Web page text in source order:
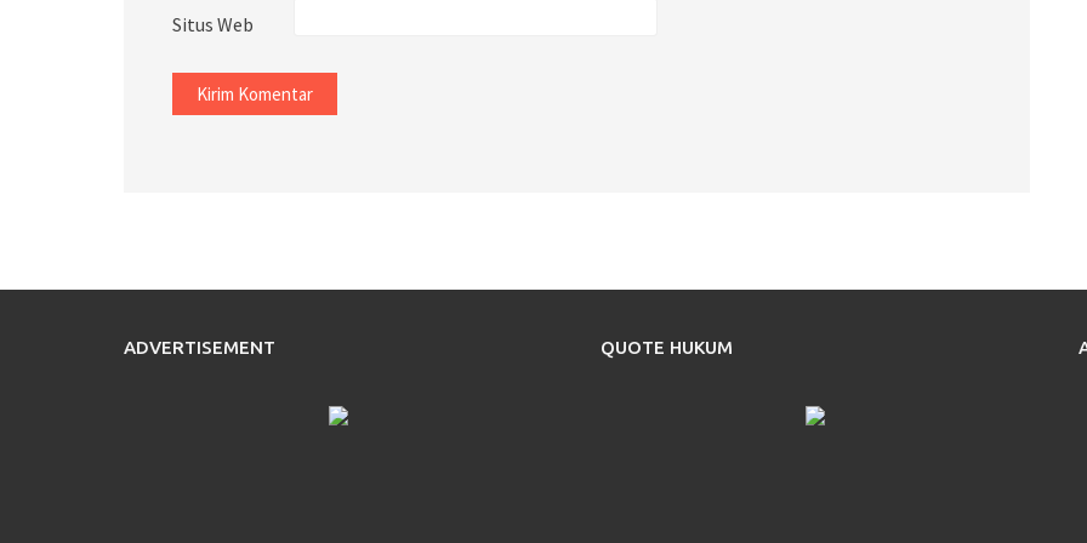
Situs Web
ADVERTISEMENT QUOTE HUKUM